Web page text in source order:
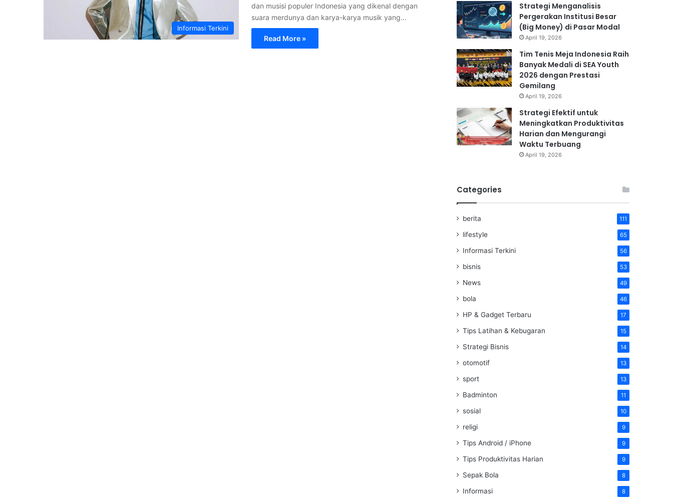
Informasi Terkini
dan musisi populer Indonesia yang dikenal dengan
suara merdunya dan karya-karya musik yang…
Read More »
Strategi Menganalisis
Pergerakan Institusi Besar
(Big Money) di Pasar Modal
April 19, 2026
Tim Tenis Meja Indonesia Raih
Banyak Medali di SEA Youth
2026 dengan Prestasi
Gemilang
April 19, 2026
Strategi Efektif untuk
Meningkatkan Produktivitas
Harian dan Mengurangi
Waktu Terbuang
April 19, 2026
Categories
berita 111
lifestyle 65
Informasi Terkini 56
bisnis 53
News 49
bola 46
HP & Gadget Terbaru 17
Tips Latihan & Kebugaran 15
Strategi Bisnis 14
otomotif 13
sport 13
Badminton 11
sosial 10
religi 9
Tips Android / iPhone 9
Tips Produktivitas Harian 9
Sepak Bola 8
Informasi 8